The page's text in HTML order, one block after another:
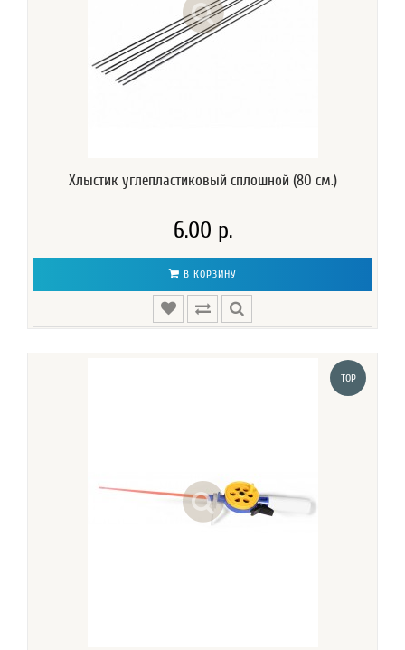
Хлыстик углепластиковый сплошной (80 см.)
6.00 р.
В КОРЗИНУ
TOP